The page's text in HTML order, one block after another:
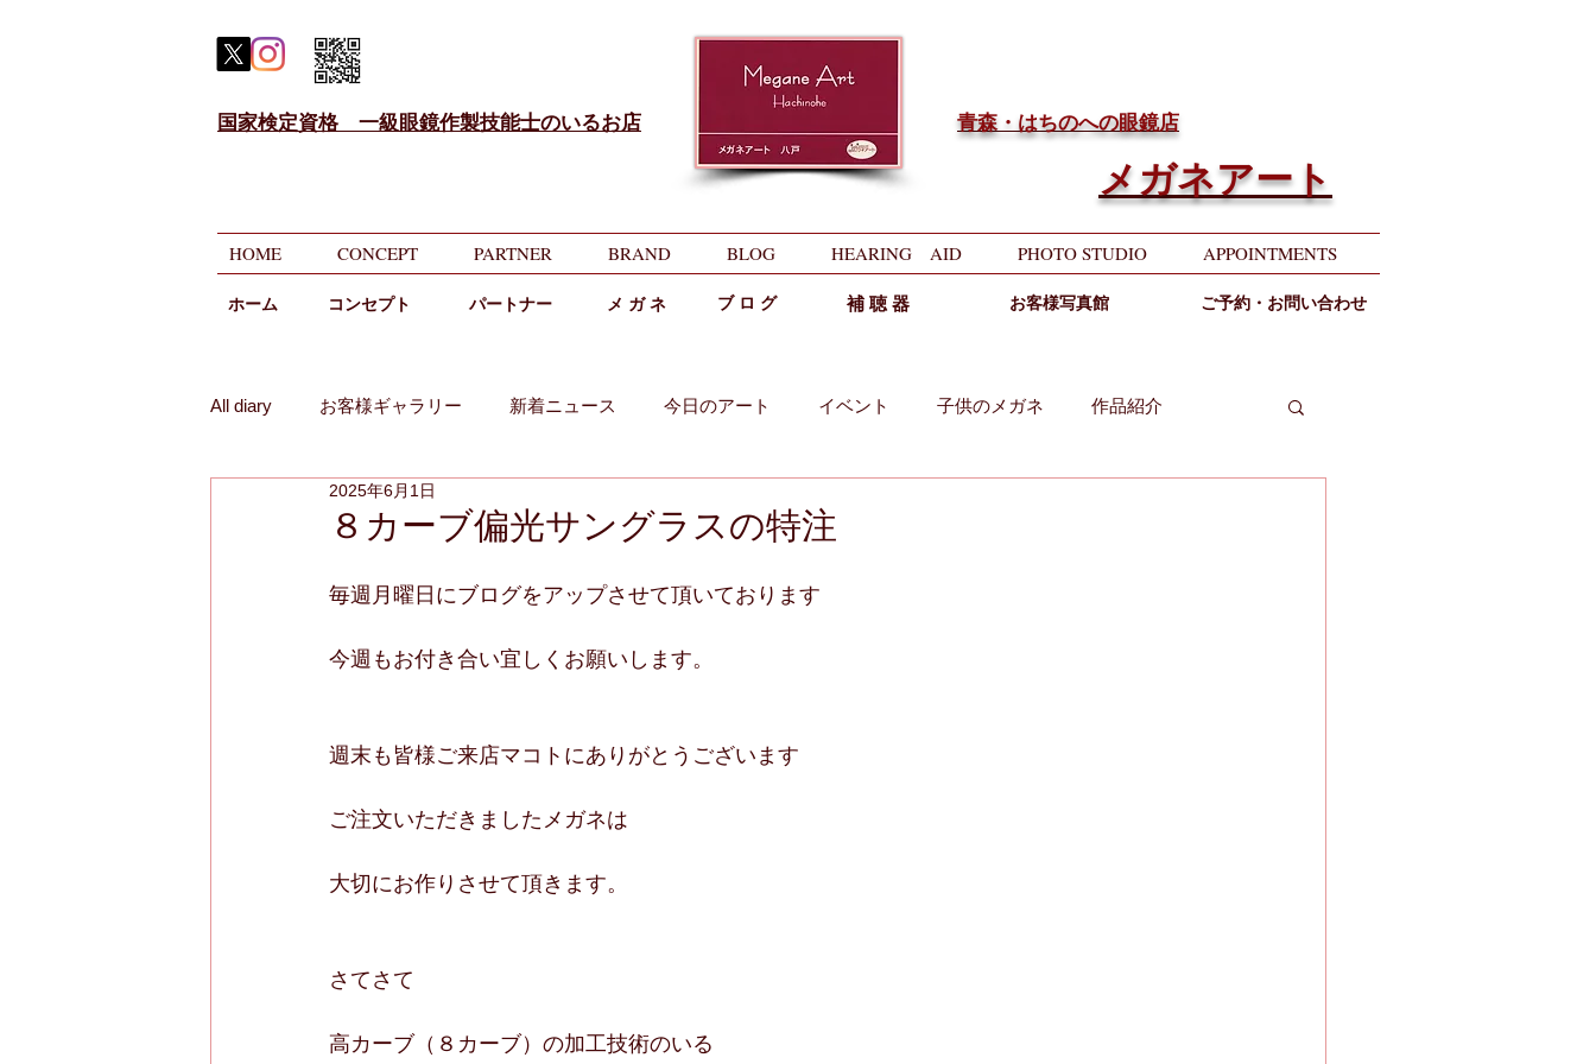
国家検定資格 一級眼鏡作製技能士のいるお店 ​青森・はちのへの眼鏡店
メガネアート
HOME CONCEPT PARTNER BRAND BLOG HEARING AID PHOTO STUDIO APPOINTMENTS
ホーム ​コンセプト パートナー メ ガ ネ ブ ロ グ 補 聴 器 お客様写真館 ご予約・お問い合わせ
All diary お客様ギャラリー 新着ニュース 今日のアート イベント 子供のメガネ 作品紹介
メガネのニコニコ相談
８カーブ偏光サングラスの特注
2025年6月1日
毎週月曜日にブログをアップさせて頂いております
今週もお付き合い宜しくお願いします。
週末も皆様ご来店マコトにありがとうございます
ご注文いただきましたメガネは
大切にお作りさせて頂きます。
さてさて
高カーブ（８カーブ）の加工技術のいる